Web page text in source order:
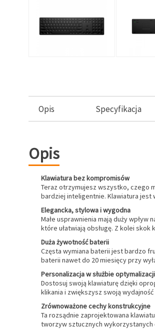
Opis Specyfikacja
Opis
Klawiatura bez kompromisów
Teraz otrzymujesz wszystko, czego
bardziej inteligentnie. Klawiatura jest
Elegancka, stylowa i wygodna
Małe usprawnienia mają duży
które ułatwiają obsługę. Z kolei
Duża żywotność baterii
Częsta wymiana baterii jest bardzo
baterii nawet do 20 miesięcy przy
Personalizacja w służbie optymalizacji
Dostosuj swoją klawiaturę dzięki
klikania i zwiększysz swoją
Zrównoważone cechy konstrukcyjne
Ta rozsądnie zaprojektowana
tworzyw sztucznych